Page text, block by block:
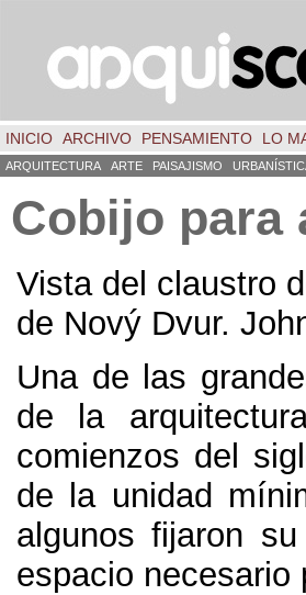
INICIO ARCHIVO PENSAMIENTO LO
ARQUITECTURA ARTE PAISAJISMO
Cobijo para
Vista del claustro
de Nový Dvur.
Una de las
de la
comienzos del
de la unidad
algunos fijaron
espacio necesario